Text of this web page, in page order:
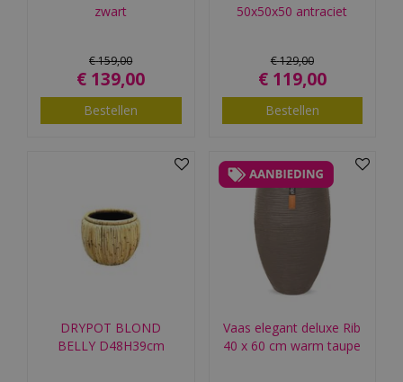
zwart
€159,00
€ 139,00
Bestellen
50x50x50 antraciet
€129,00
€ 119,00
Bestellen
DRYPOT BLOND
BELLY D48H39cm
Vaas elegant deluxe Rib
40 x 60 cm warm taupe